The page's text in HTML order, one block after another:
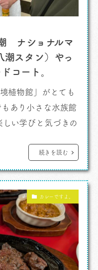
ナショナルマ
潮スタン）やっ
コート。
植物館」がとても
あり小さな水族館
い学びと気づきの
カレーですよ。
埼玉八潮へと向か
[…]
続きを読む
カレーですよ。